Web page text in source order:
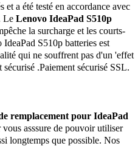
et a été testé en accordance avec
LeLenovo IdeaPad S510p
la surcharge et les courts-
S510p batteries est
qui ne souffrent pas d'un 'effet
.Paiement sécurisé SSL.
remplacement pour IdeaPad
asssure de pouvoir utiliser
longtemps que possible. Nos